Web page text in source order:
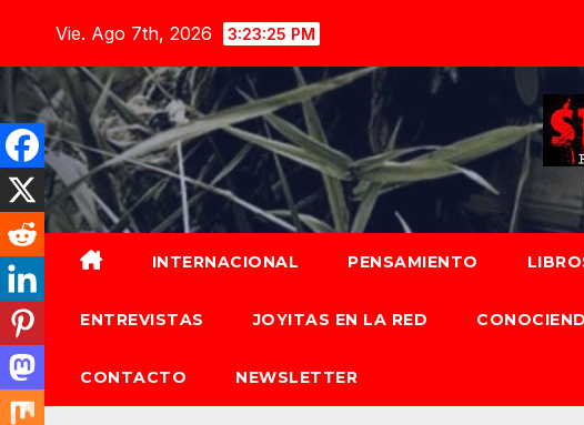
contenido
Vie. Ago 7th, 2026 3:23:26 PM
INTERNACIONAL PENSAMIENTO
ENTREVISTAS JOYITAS EN LA RED
CONTACTO NEWSLETTER